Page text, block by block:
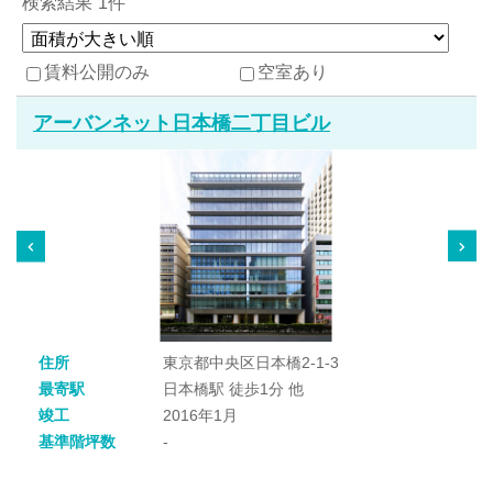
賃料公開のみ 空室あり
アーバンネット日本橋二丁目ビル
住所
東京都中央区日本橋2-1-3
最寄駅
日本橋駅 徒歩1分 他
竣工
2016年1月
基準階坪数
-